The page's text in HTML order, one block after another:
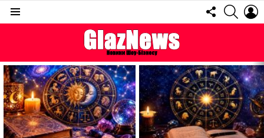
FOLLOW
US
ОСТАННІ
СТАТТІ